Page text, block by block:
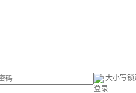
大小写锁
登录